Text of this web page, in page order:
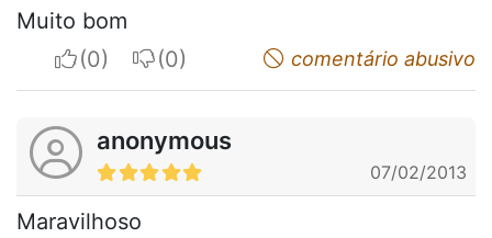
Muito bom
I apreciateI do not appreciatecomentário abusivo
anonymous
07/02/2013
Maravilhoso